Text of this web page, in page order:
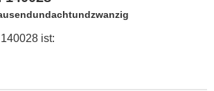
ist: